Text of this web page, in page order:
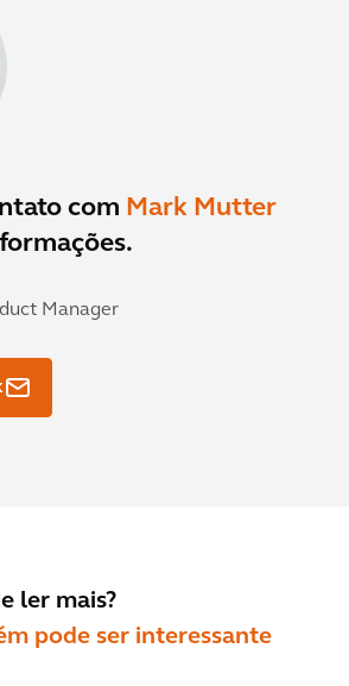
com Mark Mutter
Manager
ler mais?
pode ser interessante